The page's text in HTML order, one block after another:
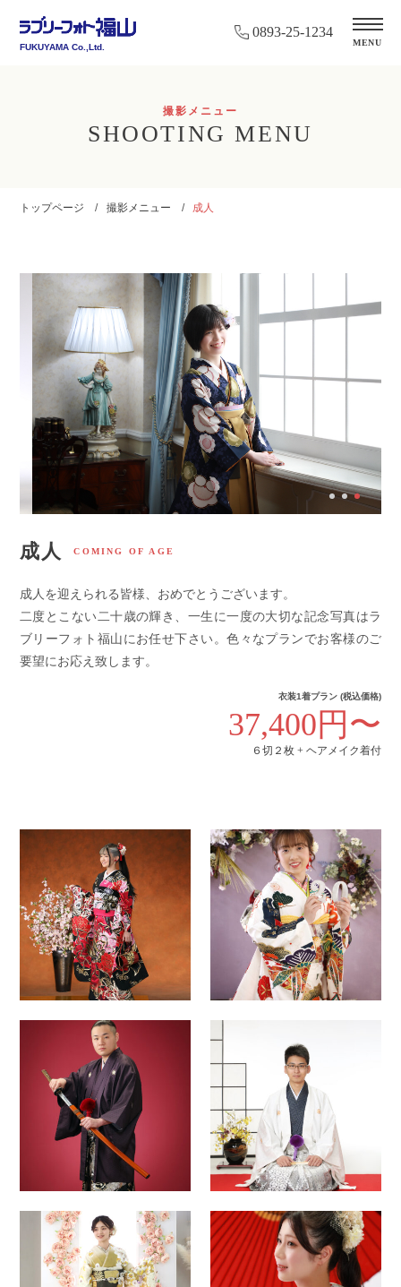
FUKUYAMA Co.,Ltd.
0893-25-1234
MENU
撮影メニュー
SHOOTING MENU
トップページ 撮影メニュー 成人
成人 COMING OF AGE
成人を迎えられる皆様、おめでとうございます。
二度とこない二十歳の輝き、一生に一度の大切な記念写真はラ
ブリーフォト福山にお任せ下さい。色々なプランでお客様のご
要望にお応え致します。
衣装1着プラン (税込価格)
37,400円〜
６切２枚 + ヘアメイク着付